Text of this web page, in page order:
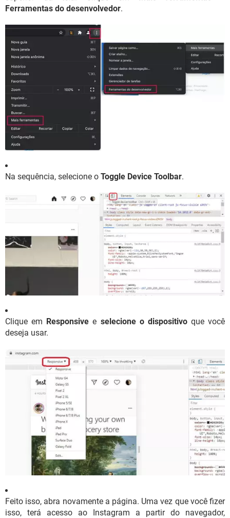
Ferramentas do desenvolvedor.
Na sequência, selecione o Toggle Device Toolbar.
Clique em Responsive e selecione o dispositivoque você
deseja usar.
Feito isso, abra novamente a página. Uma vez que você fizer
isso, terá acesso ao Instagram a partir do navegador,